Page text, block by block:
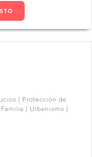
| Protección de
| Urbanismo |